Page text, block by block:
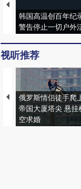
韩国高温创百年纪
警告停止一切户外
视听推荐
俄罗斯情侣徒手爬
帝国大厦塔尖 悬挂
空求婚